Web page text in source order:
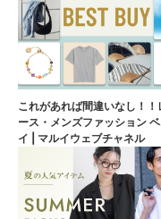
これがあれば間違いなし！！
ース・メンズファッション
イ | マルイウェブチャネル